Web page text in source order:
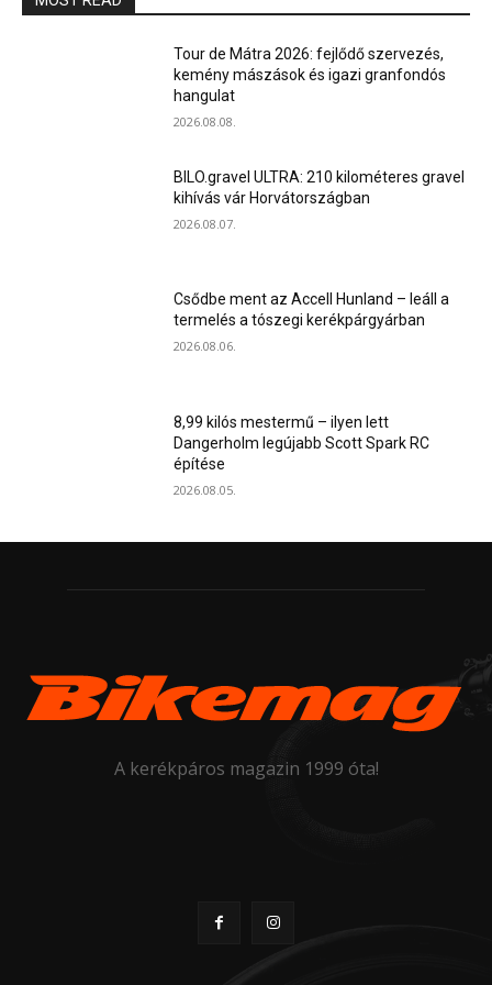
Tour de Mátra 2026: fejlődő szervezés,
kemény mászások és igazi granfondós
hangulat
2026.08.08.
BILO.gravel ULTRA: 210 kilométeres gravel
kihívás vár Horvátországban
2026.08.07.
Csődbe ment az Accell Hunland – leáll a
termelés a tószegi kerékpárgyárban
2026.08.06.
8,99 kilós mestermű – ilyen lett
Dangerholm legújabb Scott Spark RC
építése
2026.08.05.
A kerékpáros magazin 1999 óta!